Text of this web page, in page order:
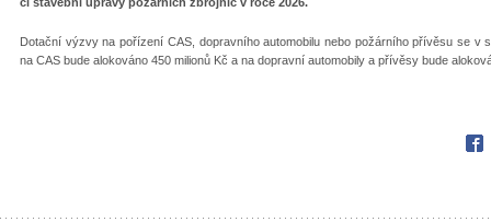
Dotační výzvy na pořízení CAS, dopravního automobilu nebo požárního přívěsu se v
na CAS bude alokováno 450 milionů Kč a na dopravní automobily a přívěsy bude